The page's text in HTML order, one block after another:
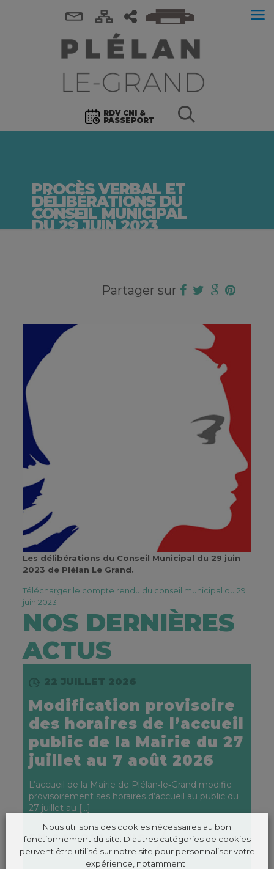
RDV CNI &
PASSEPORT
PROCÈS VERBAL ET
DÉLIBÉRATIONS DU
CONSEIL MUNICIPAL
DU 29 JUIN 2023
Partager sur
Les délibérations du Conseil Municipal du 29 juin
2023 de Plélan Le Grand.
Télécharger le compte rendu du conseil municipal du 29
juin 2023
NOS DERNIÈRES
ACTUS
22 JUILLET 2026
Modification provisoire
des horaires de l’accueil
public de la Mairie du 27
juillet au 7 août 2026
L’accueil de la Mairie de Plélan‑le‑Grand modifie
provisoirement ses horaires d’accueil au public du
27 juillet au […]
EN SAVOIR PLUS
Nous utilisons des cookies nécessaires au bon
fonctionnement du site. D'autres catégories de cookies
peuvent être utilisé sur notre site pour personnaliser votre
expérience, notamment :